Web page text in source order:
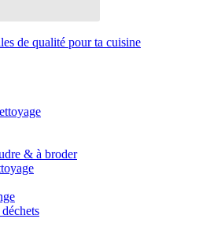
de qualité pour ta cuisine
& à broder